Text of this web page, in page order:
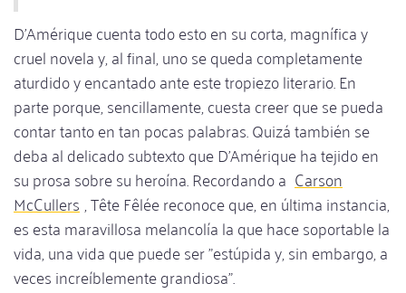
D'Amérique cuenta todo esto en su corta, magnífica y
cruel novela y, al final, uno se queda completamente
aturdido y encantado ante este tropiezo literario. En
parte porque, sencillamente, cuesta creer que se pueda
contar tanto en tan pocas palabras. Quizá también se
deba al delicado subtexto que D'Amérique ha tejido en
su prosa sobre su heroína. Recordando a Carson
McCullers, Tête Fêlée reconoce que, en última instancia,
es esta maravillosa melancolía la que hace soportable la
vida, una vida que puede ser "estúpida y, sin embargo, a
veces increíblemente grandiosa".